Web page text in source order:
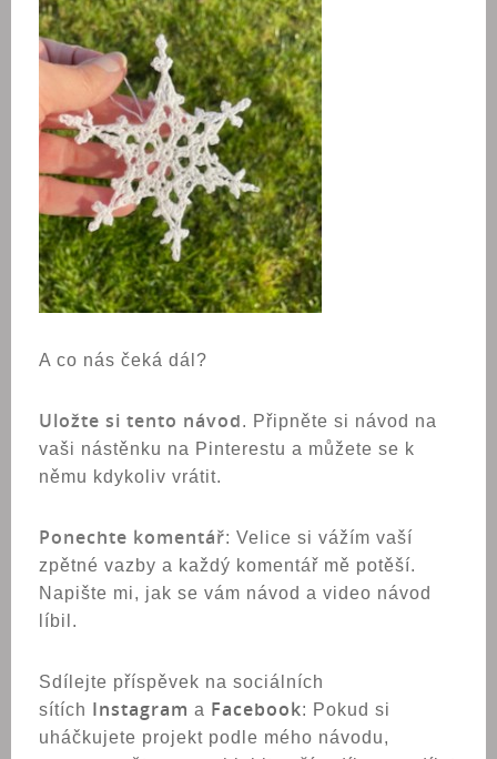
A co nás čeká dál?
Uložte si tento návod. Připněte si návod na
vaši nástěnku na Pinterestu a můžete se k
němu kdykoliv vrátit.
Ponechte komentář: Velice si vážím vaší
zpětné vazby a každý komentář mě potěší.
Napište mi, jak se vám návod a video návod
líbil.
Sdílejte příspěvek na sociálních
sítích Instagram a Facebook: Pokud si
uháčkujete projekt podle mého návodu,